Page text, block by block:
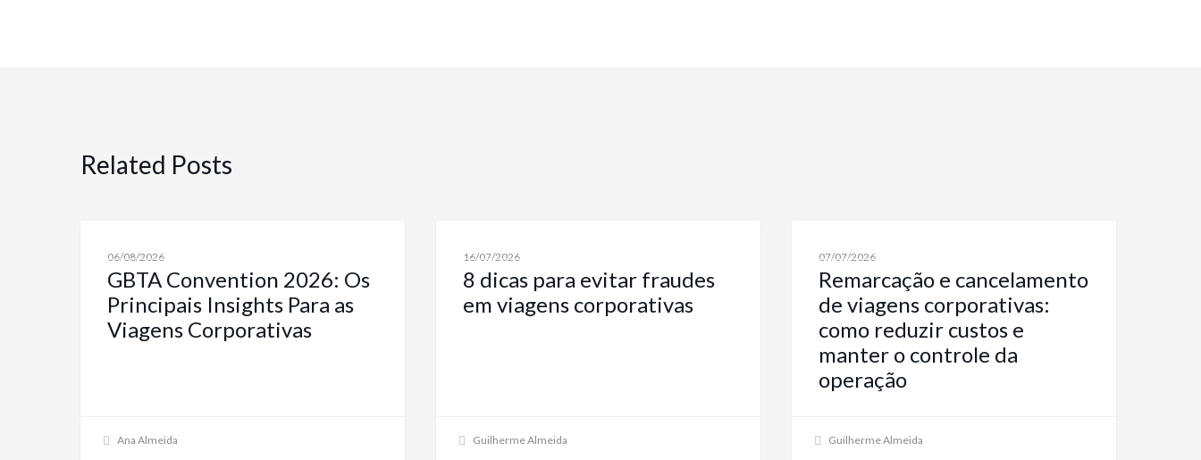
Related Posts
06/08/2026
GBTA Convention 2026: Os
Principais Insights Para as
Viagens Corporativas
Ana Almeida
16/07/2026
8 dicas para evitar fraudes
em viagens corporativas
Guilherme Almeida
07/07/2026
Remarcação e cancelamento
de viagens corporativas:
como reduzir custos e
manter o controle da
operação
Guilherme Almeida